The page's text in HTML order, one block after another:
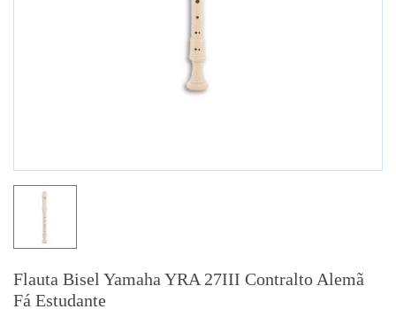
Flauta Bisel Yamaha YRA 27III Contralto Alemã
Fá Estudante